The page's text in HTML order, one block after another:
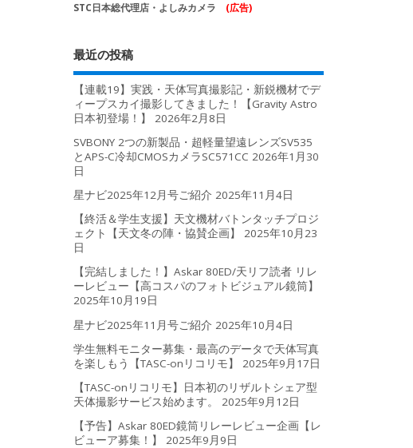
STC日本総代理店・よしみカメラ (広告)
最近の投稿
【連載19】実践・天体写真撮影記・新鋭機材でデ
ィープスカイ撮影してきました！【Gravity Astro
日本初登場！】
2026年2月8日
SVBONY 2つの新製品・超軽量望遠レンズSV535
とAPS-C冷却CMOSカメラSC571CC 2026年1月30
日
星ナビ2025年12月号ご紹介 2025年11月4日
【終活＆学生支援】天文機材バトンタッチプロジ
ェクト【天文冬の陣・協賛企画】
2025年10月23
日
【完結しました！】Askar 80ED/天リフ読者 リレ
ーレビュー【高コスパのフォトビジュアル鏡筒】
2025年10月19日
星ナビ2025年11月号ご紹介 2025年10月4日
学生無料モニター募集・最高のデータで天体写真
を楽しもう【TASC-onリコリモ】
2025年9月17日
【TASC-onリコリモ】日本初のリザルトシェア型
天体撮影サービス始めます。
2025年9月12日
【予告】Askar 80ED鏡筒リレーレビュー企画【レ
ビューア募集！】
2025年9月9日